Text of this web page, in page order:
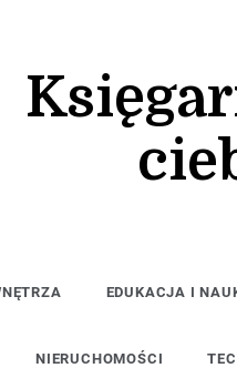
EDUKACJA I
NIERUCHOMOŚCI